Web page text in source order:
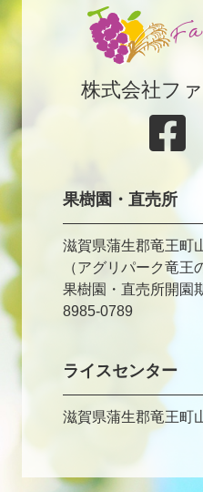
株式会社フ
果樹園・直売所
滋賀県蒲生郡竜王町
（アグリパーク竜王
果樹園・直売所開
8985-0789
ライスセンター
滋賀県蒲生郡竜王町